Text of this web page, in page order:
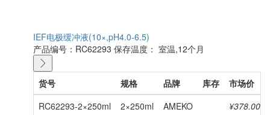
IEF电极缓冲液(10×,pH4.0-6.5)
产品编号：RC62293 保存温度： 室温,12个月
货号 规格 品牌 库存
市场价
RC62293-2×250ml
2×250ml AMEKO ¥378.00